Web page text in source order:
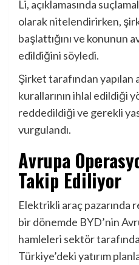
Li, açıklamasında
olarak nitelendirirken,
başlattığını ve konunun
edildiğini söyledi.
Şirket tarafından yapılan
kurallarının ihlal edildiği
reddedildiği ve gerekli
vurgulandı.
Avrupa
Takip Ediliyor
Elektrikli araç pazarında
bir dönemde BYD’nin
hamleleri sektör
Türkiye’deki yatırım